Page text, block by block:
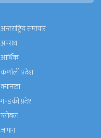
अन्तराष्ट्रिय समाचार
अपराध
आर्थिक
कर्णाली प्रदेश
क्यानाडा
गण्डकी प्रदेश
ग्लोबल
जापान